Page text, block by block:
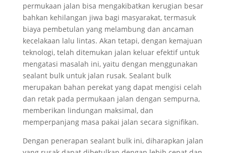
permukaan jalan bisa mengakibatkan kerugian besar
bahkan kehilangan jiwa bagi masyarakat, termasuk
biaya pembetulan yang melambung dan ancaman
kecelakaan lalu lintas. Akan tetapi, dengan kemajuan
teknologi, telah ditemukan jalan keluar efektif untuk
mengatasi masalah ini, yaitu dengan menggunakan
sealant bulk untuk jalan rusak. Sealant bulk
merupakan bahan perekat yang dapat mengisi celah
dan retak pada permukaan jalan dengan sempurna,
memberikan lindungan maksimal, dan
memperpanjang masa pakai jalan secara signifikan.
Dengan penerapan sealant bulk ini, diharapkan jalan